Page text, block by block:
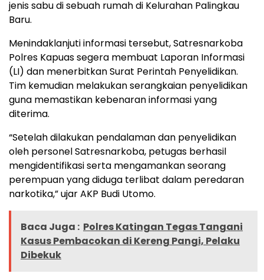
jenis sabu di sebuah rumah di Kelurahan Palingkau
Baru.
Menindaklanjuti informasi tersebut, Satresnarkoba
Polres Kapuas segera membuat Laporan Informasi
(LI) dan menerbitkan Surat Perintah Penyelidikan.
Tim kemudian melakukan serangkaian penyelidikan
guna memastikan kebenaran informasi yang
diterima.
“Setelah dilakukan pendalaman dan penyelidikan
oleh personel Satresnarkoba, petugas berhasil
mengidentifikasi serta mengamankan seorang
perempuan yang diduga terlibat dalam peredaran
narkotika,” ujar AKP Budi Utomo.
Baca Juga : Polres Katingan Tegas Tangani
Kasus Pembacokan di Kereng Pangi, Pelaku
Dibekuk